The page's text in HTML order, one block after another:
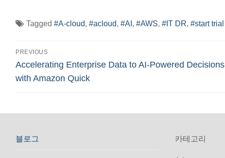
Tagged #A-cloud, #acloud, #AI , #AWS, #IT DR, #start trial
글
탐
PREVIOUS
Previous
post:
Accelerating Enterprise Data to AI-Powered Decisions
with Amazon Quick
블로그 카테고리